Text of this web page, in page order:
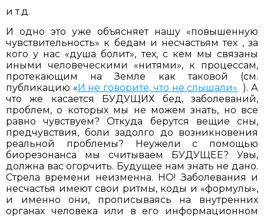
и т.д.
И одно это уже объясняет нашу «повышенную
чувствительность» к бедам и несчастьям тех , за
кого у нас «душа болит», тех, с кем мы связаны
иными человеческими «нитями», к процессам,
протекающим на Земле как таковой (см.
публикацию « И не говорите, что не слышали» ). А
что же касается БУДУЩИХ бед, заболеваний,
проблем, о которых мы не можем знать, но все
равно чувствуем? Откуда берутся вещие сны,
предчувствия, боли задолго до возникновения
реальной проблемы? Неужели с помощью
биорезонанса мы считываем БУДУЩЕЕ? Увы,
должна вас огорчить. Будущее нам знать не дано.
Стрела времени неизменна. НО! Заболевания и
несчастья имеют свои ритмы, коды и «формулы»,
и именно они, прописываясь на внутренних
органах человека или в его информационном